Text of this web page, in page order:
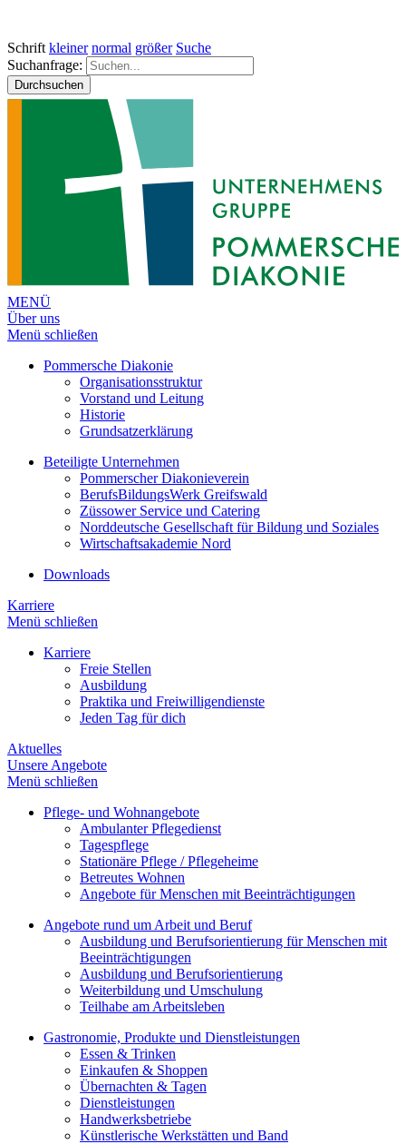
Schrift kleiner normal größer Suche
Suchanfrage:
Durchsuchen
MENÜ
Über uns
Menü schließen
Pommersche Diakonie
Organisationsstruktur
Vorstand und Leitung
Historie
Grundsatzerklärung
Beteiligte Unternehmen
Pommerscher Diakonieverein
BerufsBildungsWerk Greifswald
Züssower Service und Catering
Norddeutsche Gesellschaft für Bildung und Soziales
Wirtschaftsakademie Nord
Downloads
Karriere
Menü schließen
Karriere
Freie Stellen
Ausbildung
Praktika und Freiwilligendienste
Jeden Tag für dich
Aktuelles
Unsere Angebote
Menü schließen
Pflege- und Wohnangebote
Ambulanter Pflegedienst
Tagespflege
Stationäre Pflege / Pflegeheime
Betreutes Wohnen
Angebote für Menschen mit Beeinträchtigungen
Angebote rund um Arbeit und Beruf
Ausbildung und Berufsorientierung für Menschen mit
Beeinträchtigungen
Ausbildung und Berufsorientierung
Weiterbildung und Umschulung
Teilhabe am Arbeitsleben
Gastronomie, Produkte und Dienstleistungen
Essen & Trinken
Einkaufen & Shoppen
Übernachten & Tagen
Dienstleistungen
Handwerksbetriebe
Künstlerische Werkstätten und Band